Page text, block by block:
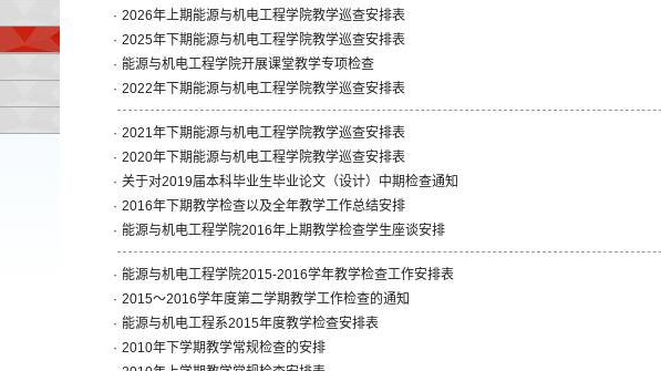
· 2026年上期能源与机电工程学院教学巡查安排表
· 2025年下期能源与机电工程学院教学巡查安排表
· 能源与机电工程学院开展课堂教学专项检查
· 2022年下期能源与机电工程学院教学巡查安排表
· 2021年下期能源与机电工程学院教学巡查安排表
· 2020年下期能源与机电工程学院教学巡查安排表
· 关于对2019届本科毕业生毕业论文（设计）中期检查通知
· 2016年下期教学检查以及全年教学工作总结安排
· 能源与机电工程学院2016年上期教学检查学生座谈安排
· 能源与机电工程学院2015-2016学年教学检查工作安排表
· 2015～2016学年度第二学期教学工作检查的通知
· 能源与机电工程系2015年度教学检查安排表
· 2010年下学期教学常规检查的安排